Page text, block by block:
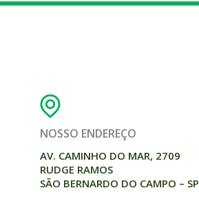
NOSSO ENDEREÇO
AV. CAMINHO DO MAR, 2709
RUDGE RAMOS
SÃO BERNARDO DO CAMPO – SP